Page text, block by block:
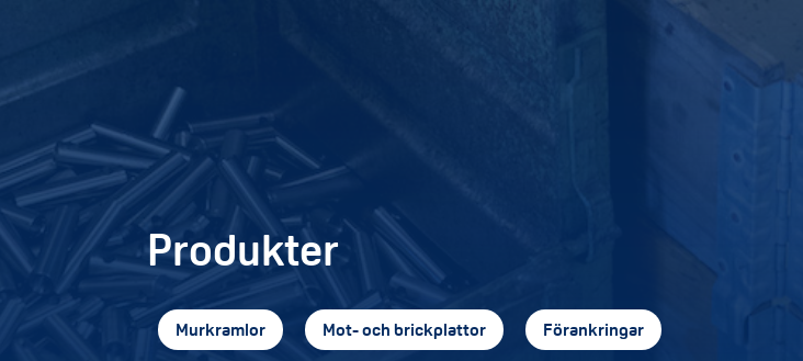
Produkter
Murkramlor Mot- och brickplattor Förankringar